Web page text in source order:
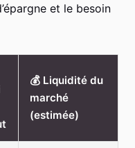
et le besoin
💰 Liquidité du
marché
(estimée)